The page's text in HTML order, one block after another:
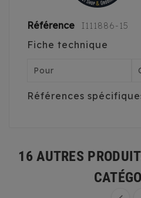
Référence I111886-15
Fiche technique
Pour
Références
16 AUTRES